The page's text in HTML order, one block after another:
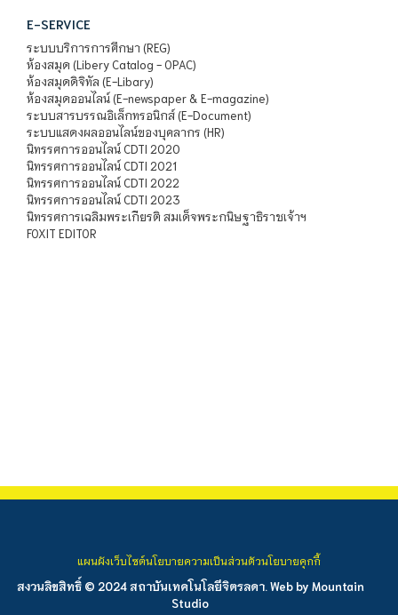
E-SERVICE
ระบบบริการการศึกษา (REG)
ห้องสมุด (Libery Catalog - OPAC)
ห้องสมุดดิจิทัล (E-Libary)
ห้องสมุดออนไลน์ (E-newspaper & E-magazine)
ระบบสารบรรณอิเล็กทรอนิกส์ (E-Document)
ระบบแสดงผลออนไลน์ของบุคลากร (HR)
นิทรรศการออนไลน์ CDTI 2020
นิทรรศการออนไลน์ CDTI 2021
นิทรรศการออนไลน์ CDTI 2022
นิทรรศการออนไลน์ CDTI 2023
นิทรรศการเฉลิมพระเกียรติ สมเด็จพระกนิษฐาธิราชเจ้าฯ
FOXIT EDITOR
สงวนลิขสิทธิ์ © 2024 สถาบันเทคโนโลยีจิตรลดา. Web by Mountain
Studio
แผนผังเว็บไซต์นโยบายความเป็นส่วนตัวนโยบายคุกกี้